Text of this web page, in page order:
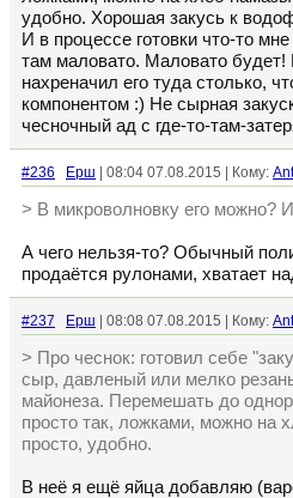
удобно. Хорошая закусь к
И в процессе готовки что-то
там маловато. Маловато будет!
нахреначил его туда столько,
компонентом :) Не сырная
чесночный ад с где-то-там-
#236 Ерш | 08:04 07.08.2015 | Кому:
> В микроволновку его можно?
А чего нельзя-то? Обычный
продаётся рулонами, хватает
#237 Ерш | 08:08 07.08.2015 | Кому:
> Про чеснок: готовил себе
сыр, давленый или мелко
майонеза. Перемешать до
просто так, ложками, можно на
просто, удобно.
В неё я ещё яйца добавляю